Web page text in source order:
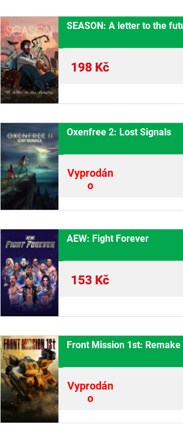
SEASON: A letter to the
198 Kč
Oxenfree 2: Lost Signals
Vyprodán
o
AEW: Fight Forever
153 Kč
Front Mission 1st: Remake
Vyprodán
o